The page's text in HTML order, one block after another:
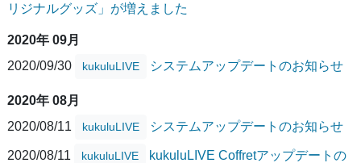
リジナルグッズ」が増えました
2020年 09月
2020/09/30
kukuluLIVE システムアップデートのお知らせ
2020年 08月
2020/08/11
kukuluLIVE システムアップデートのお知らせ
2020/08/11 kukuluLIVE
kukuluLIVE Coffretアップデートの